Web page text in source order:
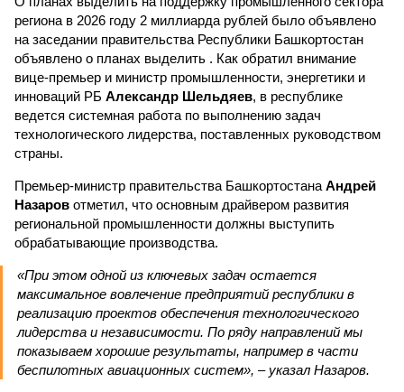
региона в 2026 году 2 миллиарда рублей было объявлено
на заседании правительства Республики Башкортостан
объявлено о планах выделить . Как обратил внимание
вице-премьер и министр промышленности, энергетики и
инноваций РБ Александр Шельдяев, в республике
ведется системная работа по выполнению задач
технологического лидерства, поставленных руководством
страны.
Премьер-министр правительства Башкортостана Андрей
Назаров отметил, что основным драйвером развития
региональной промышленности должны выступить
обрабатывающие производства.
«При этом одной из ключевых задач остается
максимальное вовлечение предприятий республики в
реализацию проектов обеспечения технологического
лидерства и независимости. По ряду направлений мы
показываем хорошие результаты, например в части
беспилотных авиационных систем», – указал Назаров.